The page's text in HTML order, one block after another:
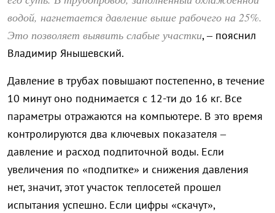
водой, нагнетается давление выше рабочего на 25%.
Это позволяет выявить слабые участки, – пояснил
Владимир Янышевский.
Давление в трубах повышают постепенно, в течение
10 минут оно поднимается с 12-ти до 16 кг. Все
параметры отражаются на компьютере. В это время
контролируются два ключевых показателя –
давление и расход подпиточной воды. Если
увеличения по «подпитке» и снижения давления
нет, значит, этот участок теплосетей прошел
испытания успешно. Если цифры «скачут»,